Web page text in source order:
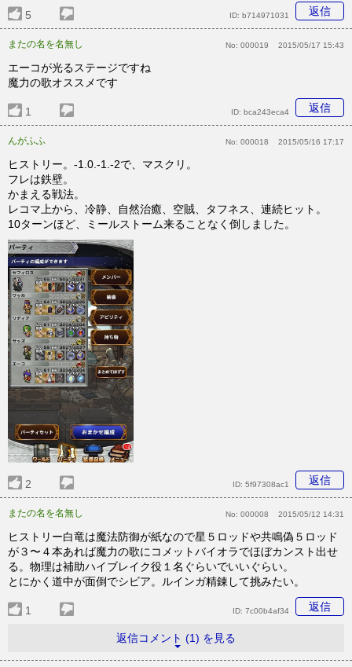
5 返信
ID: b714971031
またの名を名無し No: 000019 2015/05/17 15:43
エーコが光るステージですね
魔力の歌オススメです
1 返信
ID: bca243eca4
んがふふ No: 000018 2015/05/16 17:17
ヒストリー。-1.0.-1.-2で、マスクリ。
フレは鉄壁。
かまえる戦法。
レコマ上から、冷静、自然治癒、空賊、タフネス、連続ヒット。
10ターンほど、ミールストーム来ることなく倒しました。
2 返信
ID: 5f97308ac1
またの名を名無し No: 000008 2015/05/12 14:31
ヒストリー白竜は魔法防御が紙なので星５ロッドや共鳴偽５ロッド
が３〜４本あれば魔力の歌にコメットバイオラでほぼカンスト出せ
る。物理は補助ハイブレイク役１名ぐらいでいいぐらい。
とにかく道中が面倒でシビア。ルインガ精錬して挑みたい。
1 返信
ID: 7c00b4af34
返信コメント (1) を見る